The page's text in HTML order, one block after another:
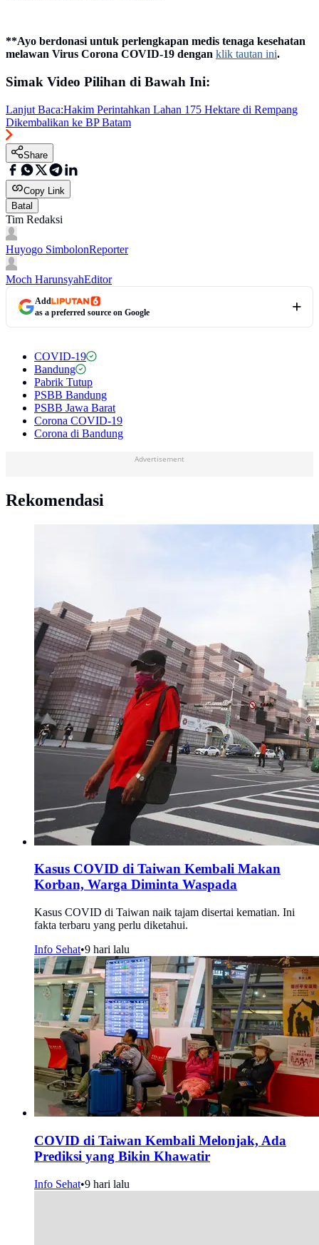
**Ayo berdonasi untuk perlengkapan medis tenaga kesehatan
melawan Virus Corona COVID-19 dengan klik tautan ini.
Simak Video Pilihan di Bawah Ini:
Lanjut Baca:Hakim Perintahkan Lahan 175 Hektare di Rempang
Dikembalikan ke BP Batam
Share
Copy Link
Batal
Tim Redaksi
Huyogo SimbolonReporter
Moch HarunsyahEditor
Add
as a preferred source on Google
COVID-19
Bandung
Pabrik Tutup
PSBB Bandung
PSBB Jawa Barat
Corona COVID-19
Corona di Bandung
Advertisement
Rekomendasi
Kasus COVID di Taiwan Kembali Makan
Korban, Warga Diminta Waspada
Kasus COVID di Taiwan naik tajam disertai kematian. Ini
fakta terbaru yang perlu diketahui.
Info Sehat•9 hari lalu
COVID di Taiwan Kembali Melonjak, Ada
Prediksi yang Bikin Khawatir
Info Sehat•9 hari lalu